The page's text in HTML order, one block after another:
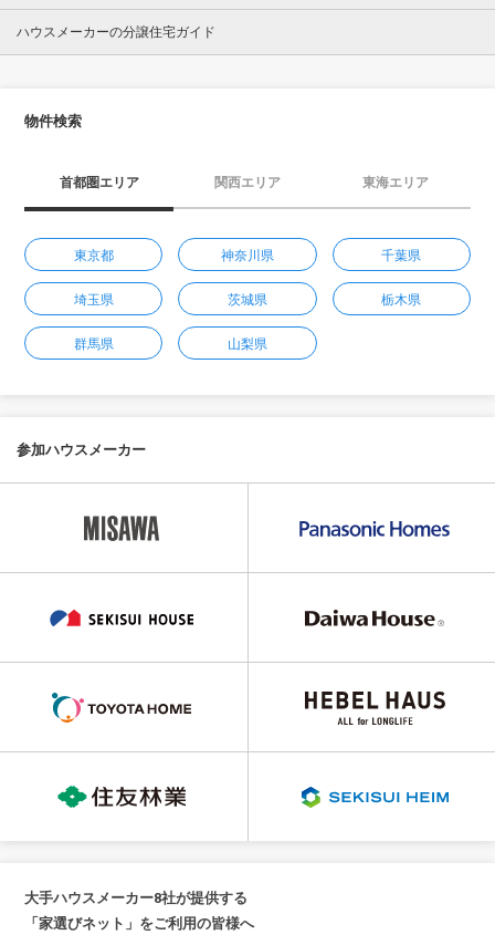
ハウスメーカーの分譲住宅ガイド
物件検索
首都圏エリア 関西エリア 東海エリア
東京都 神奈川県 千葉県
埼玉県 茨城県 栃木県
群馬県 山梨県
参加ハウスメーカー
大手ハウスメーカー8社が提供する
「家選びネット」をご利用の皆様へ